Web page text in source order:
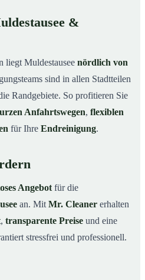
&
liegt Muldestausee nördlich von
sind in allen Stadtteilen
Randgebiete. So profitieren Sie
Anfahrtswegen, flexiblen
für Ihre Endreinigung.
Angebot für die
an. Mit Mr. Cleaner erhalten
, transparente Preise und eine
stressfrei und professionell.